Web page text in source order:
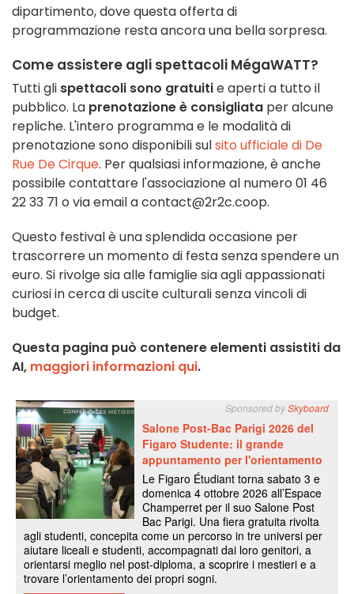
dipartimento, dove questa offerta di
programmazione resta ancora una bella sorpresa.
Come assistere agli spettacoli MégaWATT?
Tutti gli spettacoli sono gratuitie aperti a tutto il
pubblico. La prenotazione è consigliata per alcune
repliche. L'intero programma e le modalità di
prenotazione sono disponibili sulsito ufficiale di De
Rue De Cirque. Per qualsiasi informazione, è anche
possibile contattare l'associazione al numero 01 46
22 33 71 o via email a contact@2r2c.coop.
Questo festival è una splendida occasione per
trascorrere un momento di festa senza spendere un
euro. Si rivolge sia alle famiglie sia agli appassionati
curiosi in cerca di uscite culturali senza vincoli di
budget.
Questa pagina può contenere elementi assistiti da
AI, maggiori informazioni qui.